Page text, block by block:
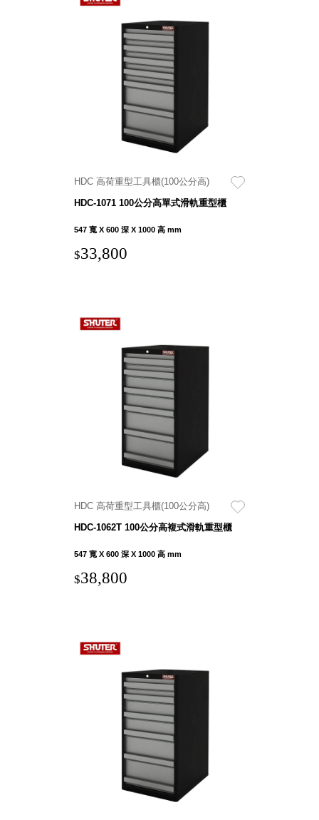
台灣 立物創意
台灣 Aholic
台灣 洛陽紙櫃
SOTHING 向
台灣 ZENLET
台灣 LIGHT
WAY
Life
台灣 LuvHome
HDC 高荷重型工具櫃(100公分高)
HDC-1071 100公分高單式滑軌重型櫃
547 寬 X 600 深 X 1000 高 mm
$33,800
HDC 高荷重型工具櫃(100公分高)
HDC-1062T 100公分高複式滑軌重型櫃
547 寬 X 600 深 X 1000 高 mm
$38,800